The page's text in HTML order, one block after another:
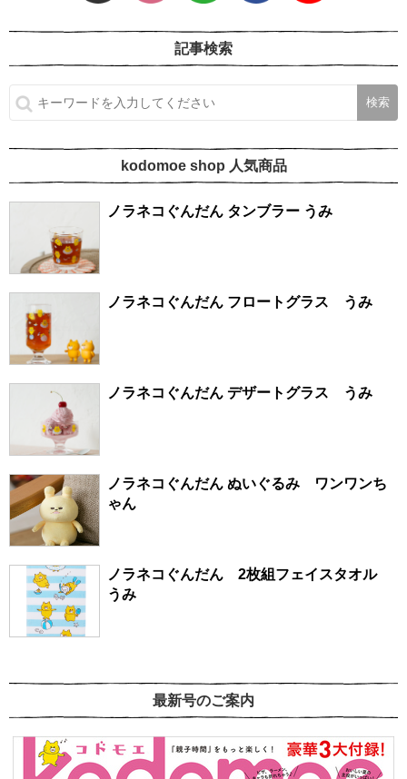
記事検索
kodomoe shop 人気商品
ノラネコぐんだん タンブラー うみ
ノラネコぐんだん フロートグラス うみ
ノラネコぐんだん デザートグラス うみ
ノラネコぐんだん ぬいぐるみ ワンワンち
ゃん
ノラネコぐんだん 2枚組フェイスタオル
うみ
最新号のご案内